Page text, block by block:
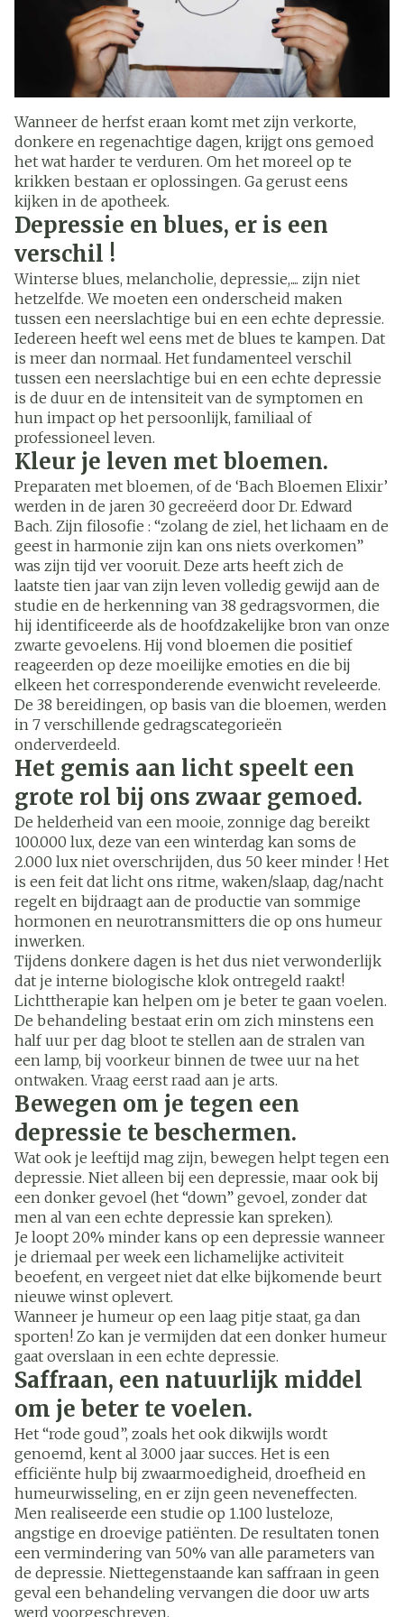
Wanneer de herfst eraan komt met zijn verkorte,
donkere en regenachtige dagen, krijgt ons gemoed
het wat harder te verduren. Om het moreel op te
krikken bestaan er oplossingen. Ga gerust eens
kijken in de apotheek.
Depressie en blues, er is een
verschil !
Winterse blues, melancholie, depressie,.... zijn niet
hetzelfde. We moeten een onderscheid maken
tussen een neerslachtige bui en een echte depressie.
Iedereen heeft wel eens met de blues te kampen. Dat
is meer dan normaal. Het fundamenteel verschil
tussen een neerslachtige bui en een echte depressie
is de duur en de intensiteit van de symptomen en
hun impact op het persoonlijk, familiaal of
professioneel leven.
Kleur je leven met bloemen.
Preparaten met bloemen, of de ‘Bach Bloemen Elixir’
werden in de jaren 30 gecreëerd door Dr. Edward
Bach. Zijn filosofie : “zolang de ziel, het lichaam en de
geest in harmonie zijn kan ons niets overkomen”
was zijn tijd ver vooruit. Deze arts heeft zich de
laatste tien jaar van zijn leven volledig gewijd aan de
studie en de herkenning van 38 gedragsvormen, die
hij identificeerde als de hoofdzakelijke bron van onze
zwarte gevoelens. Hij vond bloemen die positief
reageerden op deze moeilijke emoties en die bij
elkeen het corresponderende evenwicht reveleerde.
De 38 bereidingen, op basis van die bloemen, werden
in 7 verschillende gedragscategorieën
onderverdeeld.
Het gemis aan licht speelt een
grote rol bij ons zwaar gemoed.
De helderheid van een mooie, zonnige dag bereikt
100.000 lux, deze van een winterdag kan soms de
2.000 lux niet overschrijden, dus 50 keer minder ! Het
is een feit dat licht ons ritme, waken/slaap, dag/nacht
regelt en bijdraagt aan de productie van sommige
hormonen en neurotransmitters die op ons humeur
inwerken.
Tijdens donkere dagen is het dus niet verwonderlijk
dat je interne biologische klok ontregeld raakt!
Lichttherapie kan helpen om je beter te gaan voelen.
De behandeling bestaat erin om zich minstens een
half uur per dag bloot te stellen aan de stralen van
een lamp, bij voorkeur binnen de twee uur na het
ontwaken. Vraag eerst raad aan je arts.
Bewegen om je tegen een
depressie te beschermen.
Wat ook je leeftijd mag zijn, bewegen helpt tegen een
depressie. Niet alleen bij een depressie, maar ook bij
een donker gevoel (het “down” gevoel, zonder dat
men al van een echte depressie kan spreken).
Je loopt 20% minder kans op een depressie wanneer
je driemaal per week een lichamelijke activiteit
beoefent, en vergeet niet dat elke bijkomende beurt
nieuwe winst oplevert.
Wanneer je humeur op een laag pitje staat, ga dan
sporten! Zo kan je vermijden dat een donker humeur
gaat overslaan in een echte depressie.
Saffraan, een natuurlijk middel
om je beter te voelen.
Het “rode goud”, zoals het ook dikwijls wordt
genoemd, kent al 3.000 jaar succes. Het is een
efficiënte hulp bij zwaarmoedigheid, droefheid en
humeurwisseling, en er zijn geen neveneffecten.
Men realiseerde een studie op 1.100 lusteloze,
angstige en droevige patiënten. De resultaten tonen
een vermindering van 50% van alle parameters van
de depressie. Niettegenstaande kan saffraan in geen
geval een behandeling vervangen die door uw arts
werd voorgeschreven.